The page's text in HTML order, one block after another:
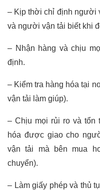
– Kịp thời chỉ định người
và người vận tải biết khi
– Nhận hàng và chịu
định.
– Kiểm tra hàng hóa tại
vận tải làm giúp).
– Chịu mọi rủi ro và tổn
hóa được giao cho
vận tải mà bên mua
chuyển).
– Làm giấy phép và thủ